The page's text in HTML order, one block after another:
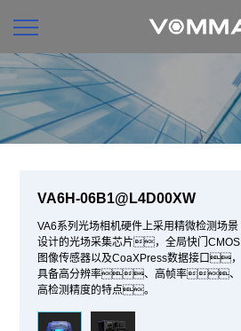
VA6H-06B1@L4D00XW
VA6系列光场相机硬件上采用精微检测场景
设计的光场采集芯片，全局快门CMOS
图像传感器以及CoaXPress数据接口，
具备高分辨率、高帧率、
高检测精度的特点。